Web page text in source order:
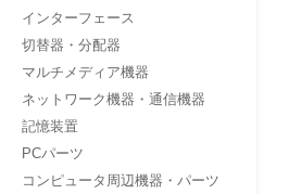
インターフェース
切替器・分配器
マルチメディア機器
ネットワーク機器・通信機器
記憶装置
PCパーツ
コンピュータ周辺機器・パーツ